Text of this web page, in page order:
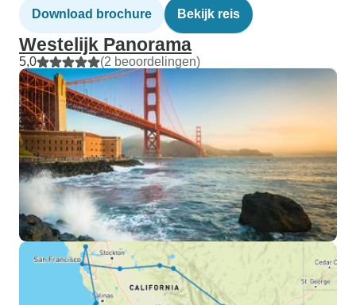
Download brochure Bekijk reis
Westelijk Panorama
5,0 (2 beoordelingen)